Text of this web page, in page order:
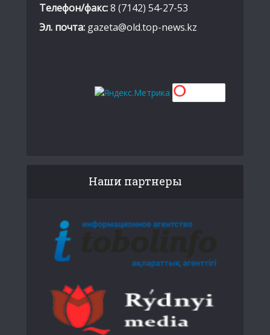
Телефон/факс:8 (7142) 54-27-53
Эл. почта: gazeta@old.top-news.kz
Наши партнеры